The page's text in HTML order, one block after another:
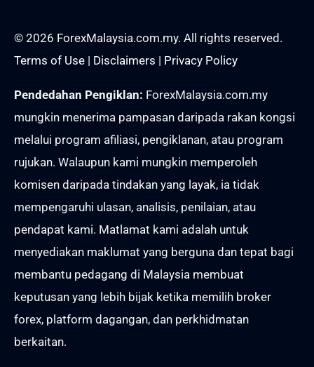
© 2026 ForexMalaysia.com.my. All rights reserved.
Terms of Use| Disclaimers | Privacy Policy
Pendedahan Pengiklan: ForexMalaysia.com.my
mungkin menerima pampasan daripada rakan kongsi
melalui program afiliasi, pengiklanan, atau program
rujukan. Walaupun kami mungkin memperoleh
komisen daripada tindakan yang layak, ia tidak
mempengaruhi ulasan, analisis, penilaian, atau
pendapat kami. Matlamat kami adalah untuk
menyediakan maklumat yang berguna dan tepat bagi
membantu pedagang di Malaysia membuat
keputusan yang lebih bijak ketika memilih broker
forex, platform dagangan, dan perkhidmatan
berkaitan.